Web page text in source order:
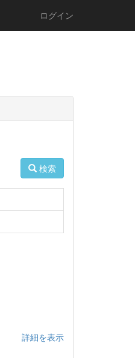
ログイン
検索
詳細を表示